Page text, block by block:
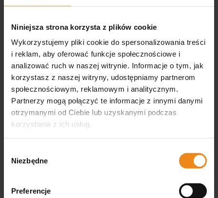
Niniejsza strona korzysta z plików cookie
Wykorzystujemy pliki cookie do spersonalizowania treści
i reklam, aby oferować funkcje społecznościowe i
analizować ruch w naszej witrynie. Informacje o tym, jak
korzystasz z naszej witryny, udostępniamy partnerom
społecznościowym, reklamowym i analitycznym.
Partnerzy mogą połączyć te informacje z innymi danymi
otrzymanymi od Ciebie lub uzyskanymi podczas
korzystania z ich usług.
zgody
Niezbędne
Preferencje
Wojciech
zweryfikowano